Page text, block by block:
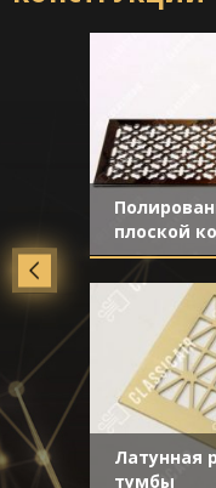
плоской
Материал
Отделка-
Латунная
тумбы